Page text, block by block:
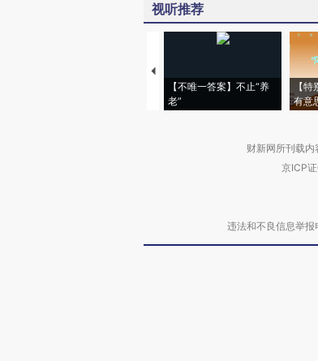
视听推荐
【不唯一答案】不止“养
老”
【
有意
财新网所刊载
京ICP
违法和不良信息举